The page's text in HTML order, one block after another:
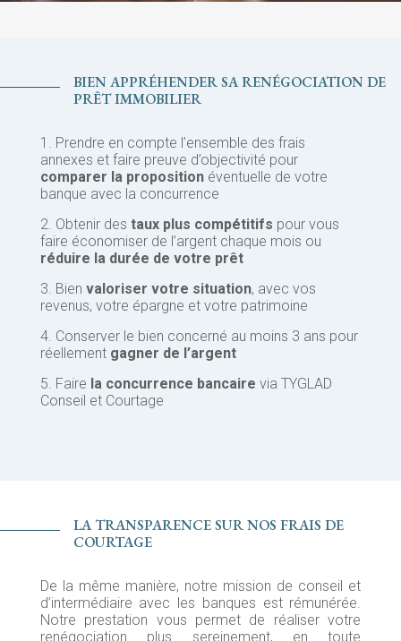
BIEN APPRÉHENDER SA RENÉGOCIATION DE
PRÊT IMMOBILIER
1. Prendre en compte l’ensemble des frais
annexes et faire preuve d’objectivité pour
comparer la propositionéventuelle de votre
banque avec la concurrence
2. Obtenir des taux plus compétitifs pour vous
faire économiser de l’argent chaque mois ou
réduire la durée de votre prêt
3. Bien valoriser votre situation, avec vos
revenus, votre épargne et votre patrimoine
4. Conserver le bien concerné au moins 3 ans pour
réellement gagner de l’argent
5. Faire la concurrence bancaire via TYGLAD
Conseil et Courtage
LA TRANSPARENCE SUR NOS FRAIS DE
COURTAGE
De la même manière, notre mission de conseil et
d’intermédiaire avec les banques est rémunérée.
Notre prestation vous permet de réaliser votre
renégociation plus sereinement, en toute